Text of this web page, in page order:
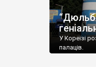
У Кореїзі
палаців.